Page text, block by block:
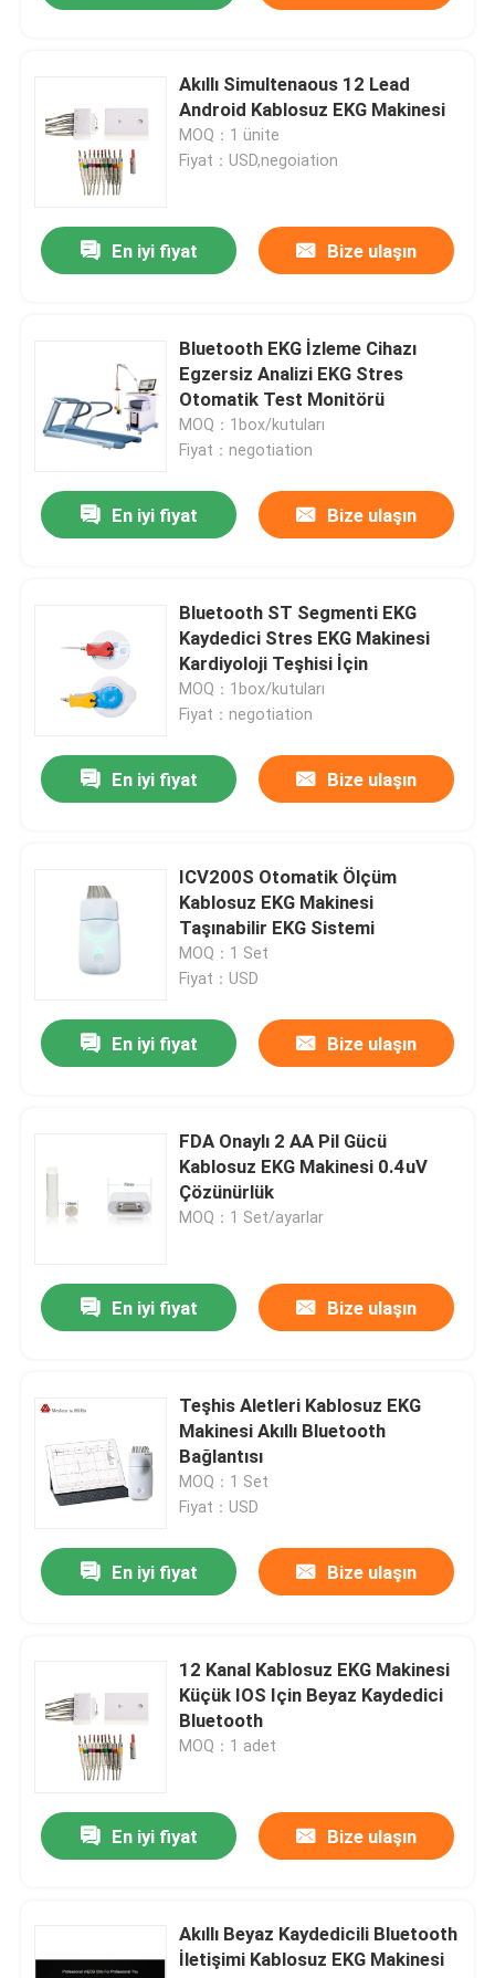
Hakkımızda
Kişiler
Ürünler
El EKG Makinesi
IPad EKG Makinesi
Mobil EKG Makinesi
Ev EKG Makinesi
Holter EKG Makinesi
Stres Testi EKG Makinesi
PC Tabanlı EKG Makinesi
Ayaktan EKG İzleme
Akıllı Simultenaous 12 Lead
Android Kablosuz EKG Makinesi
MOQ：1 ünite
Fiyat：USD,negoiation
En iyi fiyat Bize ulaşın
Bluetooth EKG İzleme Cihazı
Egzersiz Analizi EKG Stres
Otomatik Test Monitörü
MOQ：1box/kutuları
Fiyat：negotiation
En iyi fiyat Bize ulaşın
Bluetooth ST Segmenti EKG
Kaydedici Stres EKG Makinesi
Kardiyoloji Teşhisi İçin
MOQ：1box/kutuları
Fiyat：negotiation
En iyi fiyat Bize ulaşın
ICV200S Otomatik Ölçüm
Kablosuz EKG Makinesi
Taşınabilir EKG Sistemi
MOQ：1 Set
Fiyat：USD
En iyi fiyat Bize ulaşın
FDA Onaylı 2 AA Pil Gücü
Kablosuz EKG Makinesi 0.4uV
Çözünürlük
MOQ：1 Set/ayarlar
En iyi fiyat Bize ulaşın
Teşhis Aletleri Kablosuz EKG
Makinesi Akıllı Bluetooth
Bağlantısı
MOQ：1 Set
Fiyat：USD
En iyi fiyat Bize ulaşın
12 Kanal Kablosuz EKG Makinesi
Küçük IOS Için Beyaz Kaydedici
Bluetooth
MOQ：1 adet
En iyi fiyat Bize ulaşın
Akıllı Beyaz Kaydedicili Bluetooth
İletişimi Kablosuz EKG Makinesi